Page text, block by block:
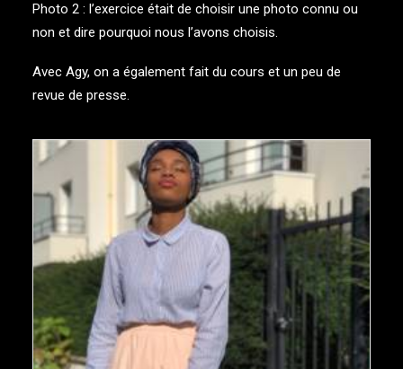
Photo 2 : l’exercice était de choisir une photo connu ou
non et dire pourquoi nous l’avons choisis.
Avec Agy, on a également fait du cours et un peu de
revue de presse.